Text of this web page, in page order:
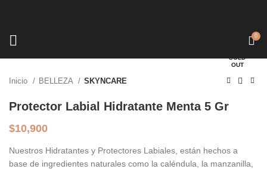
0
SOLD
OUT
Inicio BELLEZA SKYNCARE
Protector Labial Hidratante Menta 5 Gr
$10,900
Nuestros Hidratantes y Protectores Labiales, están hechos a
base de ingredientes naturales como la caléndula, la manzanilla,